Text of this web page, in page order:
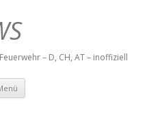
– D, CH, AT – inoffiziell
Springe zum Inhalt